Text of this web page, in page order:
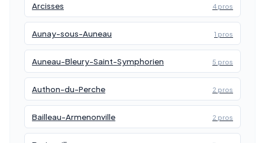
Arcisses 4 pros
Aunay-sous-Auneau 1 pros
Auneau-Bleury-Saint-Symphorien 5 pros
Authon-du-Perche 2 pros
Bailleau-Armenonville 2 pros